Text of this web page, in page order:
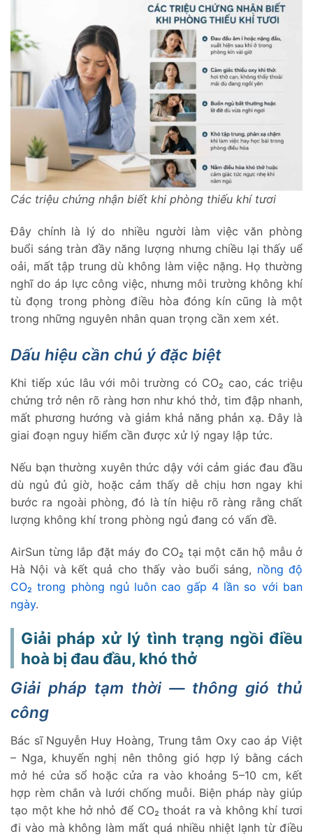
Các triệu chứng nhận biết khi phòng thiếu khí tươi
Đây chính là lý do nhiều người làm việc văn phòng
buổi sáng tràn đầy năng lượng nhưng chiều lại thấy uể
oải, mất tập trung dù không làm việc nặng. Họ thường
nghĩ do áp lực công việc, nhưng môi trường không khí
tù đọng trong phòng điều hòa đóng kín cũng là một
trong những nguyên nhân quan trọng cần xem xét.
Dấu hiệu cần chú ý đặc biệt
Khi tiếp xúc lâu với môi trường có CO₂ cao, các triệu
chứng trở nên rõ ràng hơn như khó thở, tim đập nhanh,
mất phương hướng và giảm khả năng phản xạ. Đây là
giai đoạn nguy hiểm cần được xử lý ngay lập tức.
Nếu bạn thường xuyên thức dậy với cảm giác đau đầu
dù ngủ đủ giờ, hoặc cảm thấy dễ chịu hơn ngay khi
bước ra ngoài phòng, đó là tín hiệu rõ ràng rằng chất
lượng không khí trong phòng ngủ đang có vấn đề.
AirSun từng lắp đặt máy đo CO₂ tại một căn hộ mẫu ở
Hà Nội và kết quả cho thấy vào buổi sáng, nồng độ
CO₂ trong phòng ngủ luôn cao gấp 4 lần so với ban
ngày.
Giải pháp xử lý tình trạng ngồi điều
hoà bị đau đầu, khó thở
Giải pháp tạm thời — thông gió thủ
công
Bác sĩ Nguyễn Huy Hoàng, Trung tâm Oxy cao áp Việt
– Nga, khuyến nghị nên thông gió hợp lý bằng cách
mở hé cửa sổ hoặc cửa ra vào khoảng 5–10 cm, kết
hợp rèm chắn và lưới chống muỗi. Biện pháp này giúp
tạo một khe hở nhỏ để CO₂ thoát ra và không khí tươi
đi vào mà không làm mất quá nhiều nhiệt lạnh từ điều